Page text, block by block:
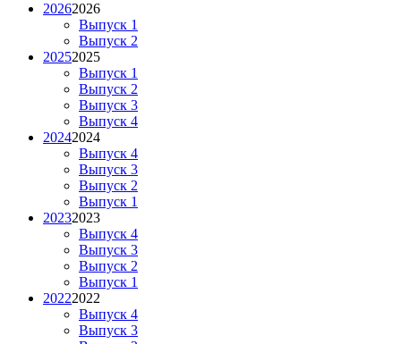
20262026
Выпуск 1
Выпуск 2
20252025
Выпуск 1
Выпуск 2
Выпуск 3
Выпуск 4
20242024
Выпуск 4
Выпуск 3
Выпуск 2
Выпуск 1
20232023
Выпуск 4
Выпуск 3
Выпуск 2
Выпуск 1
20222022
Выпуск 4
Выпуск 3